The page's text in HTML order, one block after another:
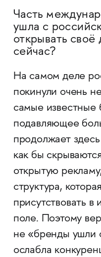
Часть
ушла с
открывать
сейчас?
На самом деле
покинули очень
самые известные
подавляющее
продолжает
как бы
открытую
структура,
присутствовать
поле. Поэтому
не «бренды ушли
ослабла